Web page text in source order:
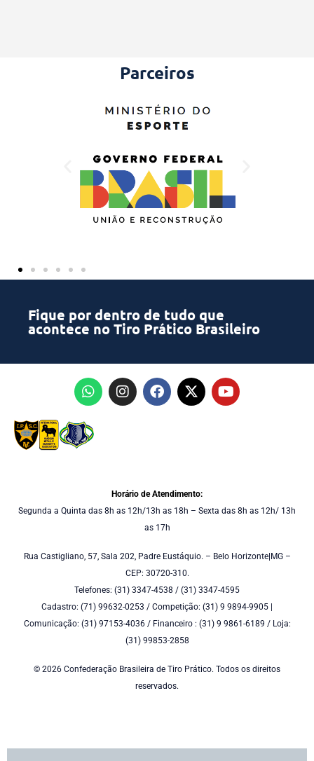
Parceiros
Fique por dentro de tudo que
acontece no Tiro Prático Brasileiro
Horário de Atendimento:
Segunda a Quinta das 8h as 12h/13h as 18h – Sexta das 8h as 12h/ 13h
as 17h
Rua Castigliano, 57, Sala 202, Padre Eustáquio. – Belo Horizonte|MG –
CEP: 30720-310.
Telefones: (31) 3347-4538 / (31) 3347-4595
Cadastro: (71) 99632-0253 / Competição: (31) 9 9894-9905 |
Comunicação: (31) 97153-4036 / Financeiro : (31) 9 9861-6189 / Loja:
(31) 99853-2858
© 2026 Confederação Brasileira de Tiro Prático. Todos os direitos
reservados.